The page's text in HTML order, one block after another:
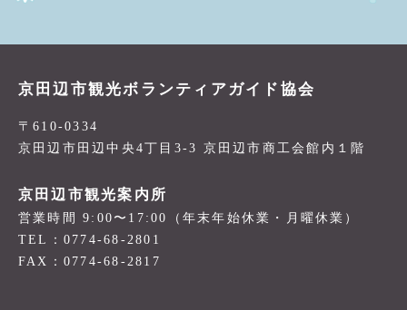
京田辺市観光ボランティアガイド協会
〒610-0334
京田辺市田辺中央4丁目3-3 京田辺市商工会館内１階
京田辺市観光案内所
営業時間 9:00〜17:00（年末年始休業・月曜休業）
TEL：0774-68-2801
FAX：0774-68-2817